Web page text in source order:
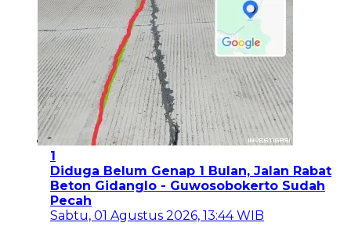
1
Diduga Belum Genap 1 Bulan, Jalan Rabat
Beton Gidanglo - Guwosobokerto Sudah
Pecah
Sabtu, 01 Agustus 2026, 13:44 WIB